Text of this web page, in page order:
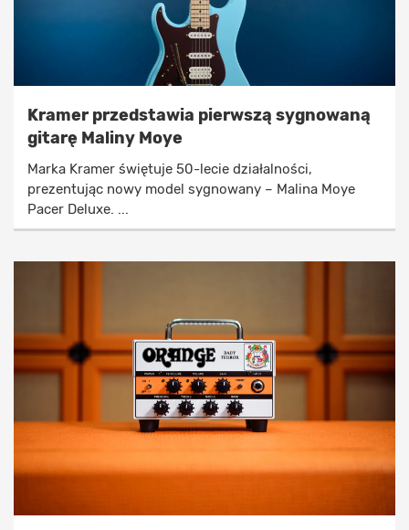
Kramer przedstawia pierwszą sygnowaną
gitarę Maliny Moye
Marka Kramer świętuje 50-lecie działalności,
prezentując nowy model sygnowany – Malina Moye
Pacer Deluxe. ...